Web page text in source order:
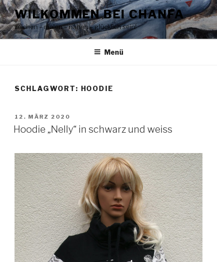
Zum
Inhalt
springen
WILKOMMEN BEI CHANFA
zeichen – malen – nähen – glücklich sein!
Menü
SCHLAGWORT: HOODIE
VERÖFFENTLICHT
AM
12. MÄRZ 2020
Hoodie „Nelly“ in schwarz und weiss